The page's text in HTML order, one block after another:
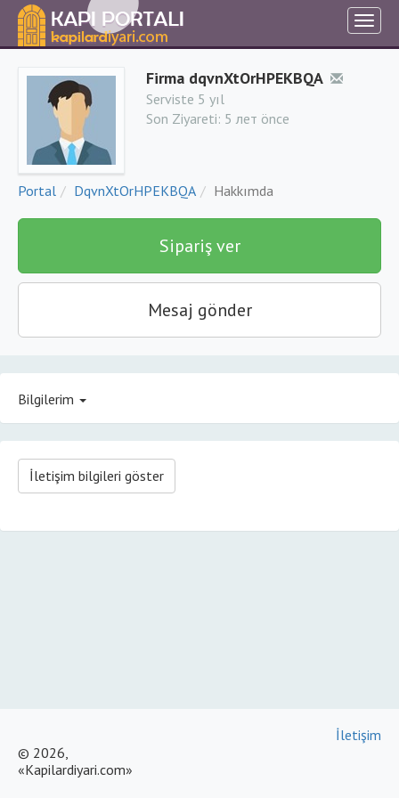
Firma dqvnXtOrHPEKBQA
Serviste 5 yıl
Son Ziyareti: 5 лет önce
Portal DqvnXtOrHPEKBQA Hakkımda
Sipariş ver
Mesaj gönder
Bilgilerim
İletişim bilgileri göster
© 2026,
«Kapilardiyari.com»
İletişim